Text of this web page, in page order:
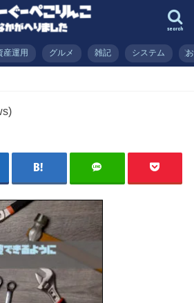
search
産運用 グルメ 雑記 システム